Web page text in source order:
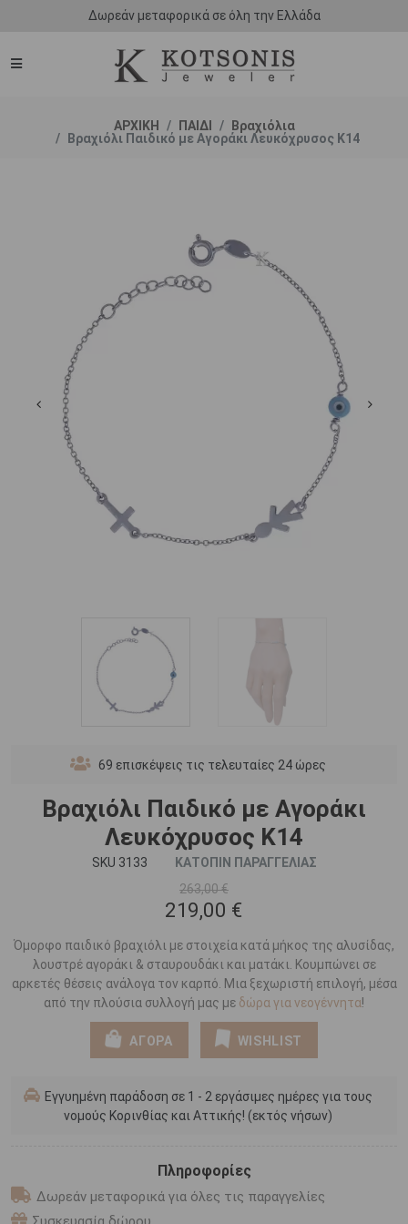
Δωρεάν μεταφορικά σε όλη την Ελλάδα
ΑΡΧΙΚΗ ΠΑΙΔΙ
Βραχιόλια
Βραχιόλι Παιδικό με Αγοράκι Λευκόχρυσος Κ14
69 επισκέψεις τις τελευταίες 24 ώρες
Βραχιόλι Παιδικό με Αγοράκι
Λευκόχρυσος Κ14
SKU 3133
ΚΑΤΟΠΙΝ ΠΑΡΑΓΓΕΛΙΑΣ
263,00 €
219,00 €
Όμορφο παιδικό βραχιόλι με στοιχεία κατά μήκος της αλυσίδας,
λουστρέ αγοράκι & σταυρουδάκι και ματάκι. Κουμπώνει σε
αρκετές θέσεις ανάλογα τον καρπό. Μια ξεχωριστή επιλογή, μέσα
από την πλούσια συλλογή μας με δώρα για νεογέννητα!
ΑΓΟΡΑ WISHLIST
Εγγυημένη παράδοση σε 1 - 2 εργάσιμες ημέρες για τους
νομούς Κορινθίας και Αττικής! (εκτός νήσων)
Πληροφορίες
Δωρεάν μεταφορικά για όλες τις παραγγελίες